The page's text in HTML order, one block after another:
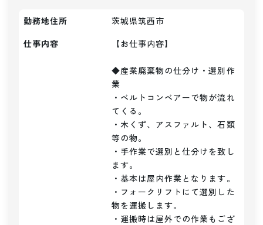
勤務地住所
茨城県筑西市
仕事内容
【お仕事内容】
◆産業廃棄物の仕分け・選別作
業
・ベルトコンベアーで物が流れ
てくる。
・木くず、アスファルト、石類
等の物。
・手作業で選別と仕分けを致し
ます。
・基本は屋内作業となります。
・フォークリフトにて選別した
物を運搬します。
・運搬時は屋外での作業もござ